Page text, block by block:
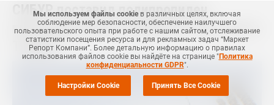
СИБУР поставил полипропилен
производителям упаковки и текстиля в
Турцию
Мы используем файлы cookieв различных целях, включая
соблюдение мер безопасности, обеспечение наилучшего
пользовательского опыта при работе с нашим сайтом, отслеживание
статистики посещения ресурса и для рекламных задач “Маркет
Репорт Компани”. Более детальную информацию о правилах
использования файлов cookie вы найдёте на странице "Политика
конфиденциальности GDPR".
Настройки Cookie Принять Все Cookie